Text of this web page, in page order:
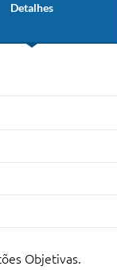
Detalhes
Objetivas.